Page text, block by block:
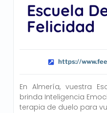
Escuela
Felicidad
https://
En Almería, vuestra
brinda Inteligencia
terapia de duelo para